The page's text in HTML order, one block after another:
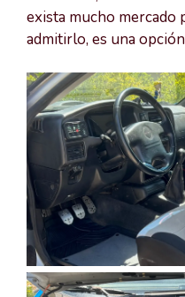
exista mucho mercado
admitirlo, es una